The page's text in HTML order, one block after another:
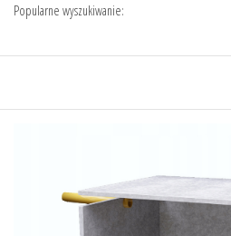
Popularne wyszukiwanie: